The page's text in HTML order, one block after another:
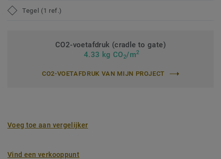
Tegel (1 ref.)
CO2-voetafdruk (cradle to gate)
4.33 kg CO2/m2
CO2-VOETAFDRUK VAN MIJN PROJECT
Voeg toe aan vergelijker
Vind een verkooppunt